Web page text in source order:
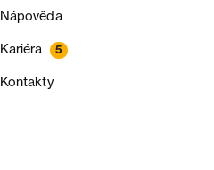
Nápověda
Kariéra 5
Kontakty